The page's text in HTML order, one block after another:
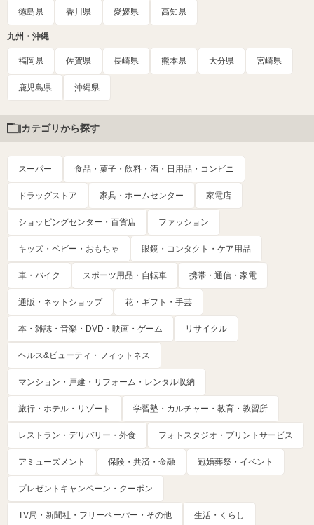
徳島県 香川県 愛媛県 高知県
九州・沖縄
福岡県 佐賀県 長崎県 熊本県 大分県 宮崎県
鹿児島県 沖縄県
カテゴリから探す
スーパー 食品・菓子・飲料・酒・日用品・コンビニ
ドラッグストア 家具・ホームセンター 家電店
ショッピングセンター・百貨店 ファッション
キッズ・ベビー・おもちゃ 眼鏡・コンタクト・ケア用品
車・バイク スポーツ用品・自転車 携帯・通信・家電
通販・ネットショップ 花・ギフト・手芸
本・雑誌・音楽・DVD・映画・ゲーム リサイクル
ヘルス&ビューティ・フィットネス
マンション・戸建・リフォーム・レンタル収納
旅行・ホテル・リゾート 学習塾・カルチャー・教育・教習所
レストラン・デリバリー・外食 フォトスタジオ・プリントサービス
アミューズメント 保険・共済・金融 冠婚葬祭・イベント
プレゼントキャンペーン・クーポン
TV局・新聞社・フリーペーパー・その他 生活・くらし